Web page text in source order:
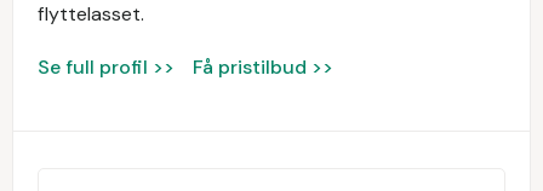
flyttelasset.
Se full profil >> Få pristilbud >>